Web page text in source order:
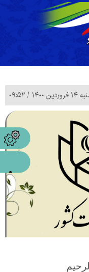
۱۴۰۰ / ۰۹:۵۲